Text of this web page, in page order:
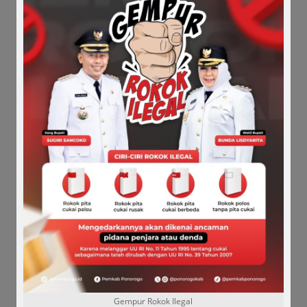
Kang Bupati. ( )
Comments
Share it :
Gempur Rokok Ilegal